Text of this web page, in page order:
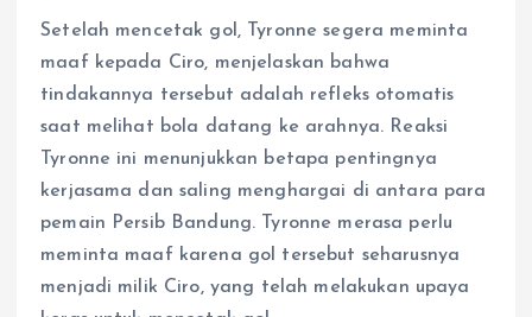
Setelah mencetak gol, Tyronne segera meminta
maaf kepada Ciro, menjelaskan bahwa
tindakannya tersebut adalah refleks otomatis
saat melihat bola datang ke arahnya. Reaksi
Tyronne ini menunjukkan betapa pentingnya
kerjasama dan saling menghargai di antara para
pemain Persib Bandung. Tyronne merasa perlu
meminta maaf karena gol tersebut seharusnya
menjadi milik Ciro, yang telah melakukan upaya